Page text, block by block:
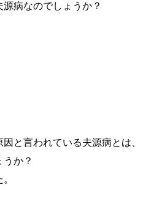
病なのでしょうか？
と言われている夫源病とは、
か？